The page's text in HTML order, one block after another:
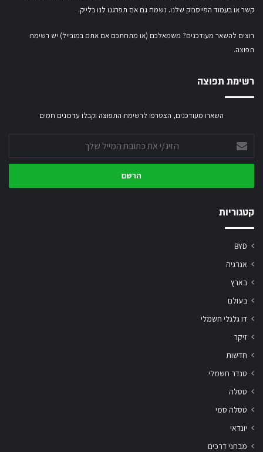
קשראובעמוד הפייסבוק שלנו. נשמח גם אם תפרגנו לנו בלייק.
רוצים להשאר מעודכנים? משמאלכם (או מתחתכם אם אתם במובייל) יש רשימת
תפוצה.
רשימת תפוצה
השארו מעודכנים, הצטרפו לרשימת התפוצה וקבלו עדכונים חמים
את
כתובת
שלך
קטגוריות
BYD
אנרגיה
בארץ
בעולם
דו גלגלי חשמלי
זיקר
חדשות
טנדר חשמלי
טסלה
טסלה סמי
יונדאי
מבחני דרכים